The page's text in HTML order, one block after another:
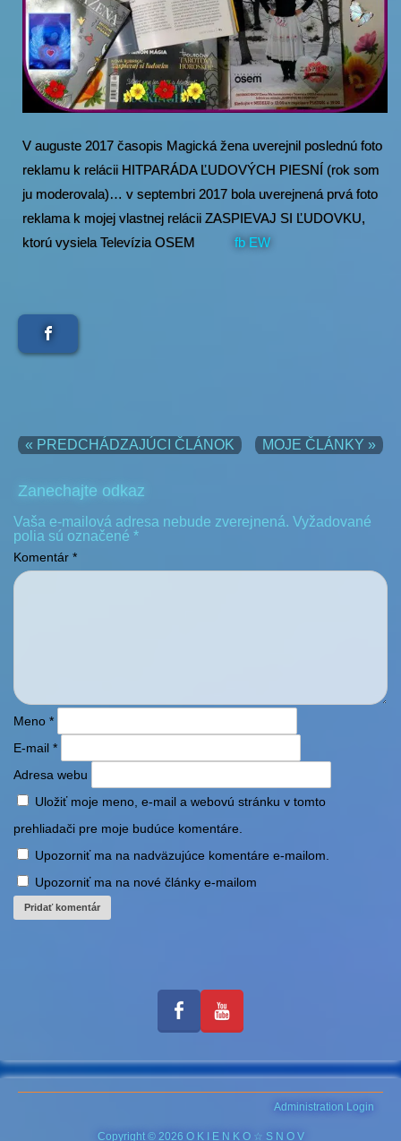
V auguste 2017 časopis Magická žena uverejnil poslednú foto
reklamu k relácii HITPARÁDA ĽUDOVÝCH PIESNÍ (rok som
ju moderovala)… v septembri 2017 bola uverejnená prvá foto
reklama k mojej vlastnej relácii ZASPIEVAJ SI ĽUDOVKU,
ktorú vysiela Televízia OSEM fb EW
« PREDCHÁDZAJÚCI ČLÁNOK MOJE ČLÁNKY »
Zanechajte odkaz
Vaša e-mailová adresa nebude zverejnená. Vyžadované
polia sú označené *
Komentár *
Meno *
E-mail *
Adresa webu
Uložiť moje meno, e-mail a webovú stránku v tomto
prehliadači pre moje budúce komentáre.
Upozorniť ma na nadväzujúce komentáre e-mailom.
Upozorniť ma na nové články e-mailom
Administration Login
Copyright © 2026 O K I E N K O ☆ S N O V